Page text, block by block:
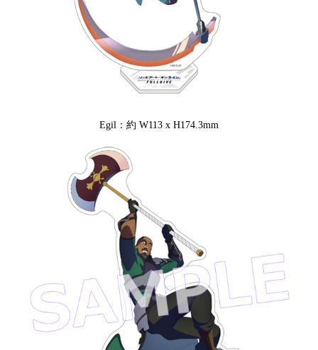
Egil：約 W113 x H174.3mm